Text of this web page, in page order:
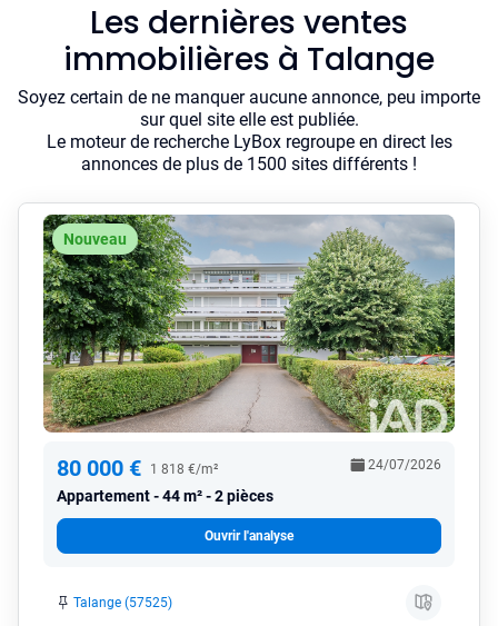
Les dernières ventes
immobilières à Talange
Soyez certain de ne manquer aucune annonce, peu importe
sur quel site elle est publiée.
Le moteur de recherche LyBox regroupe en direct les
annonces de plus de 1500 sites différents !
Nouveau
80 000 € 1 818 €/m²
Appartement 44 m² - 2 pièces
24/07/2026
Ouvrir l'analyse
Talange (57525)